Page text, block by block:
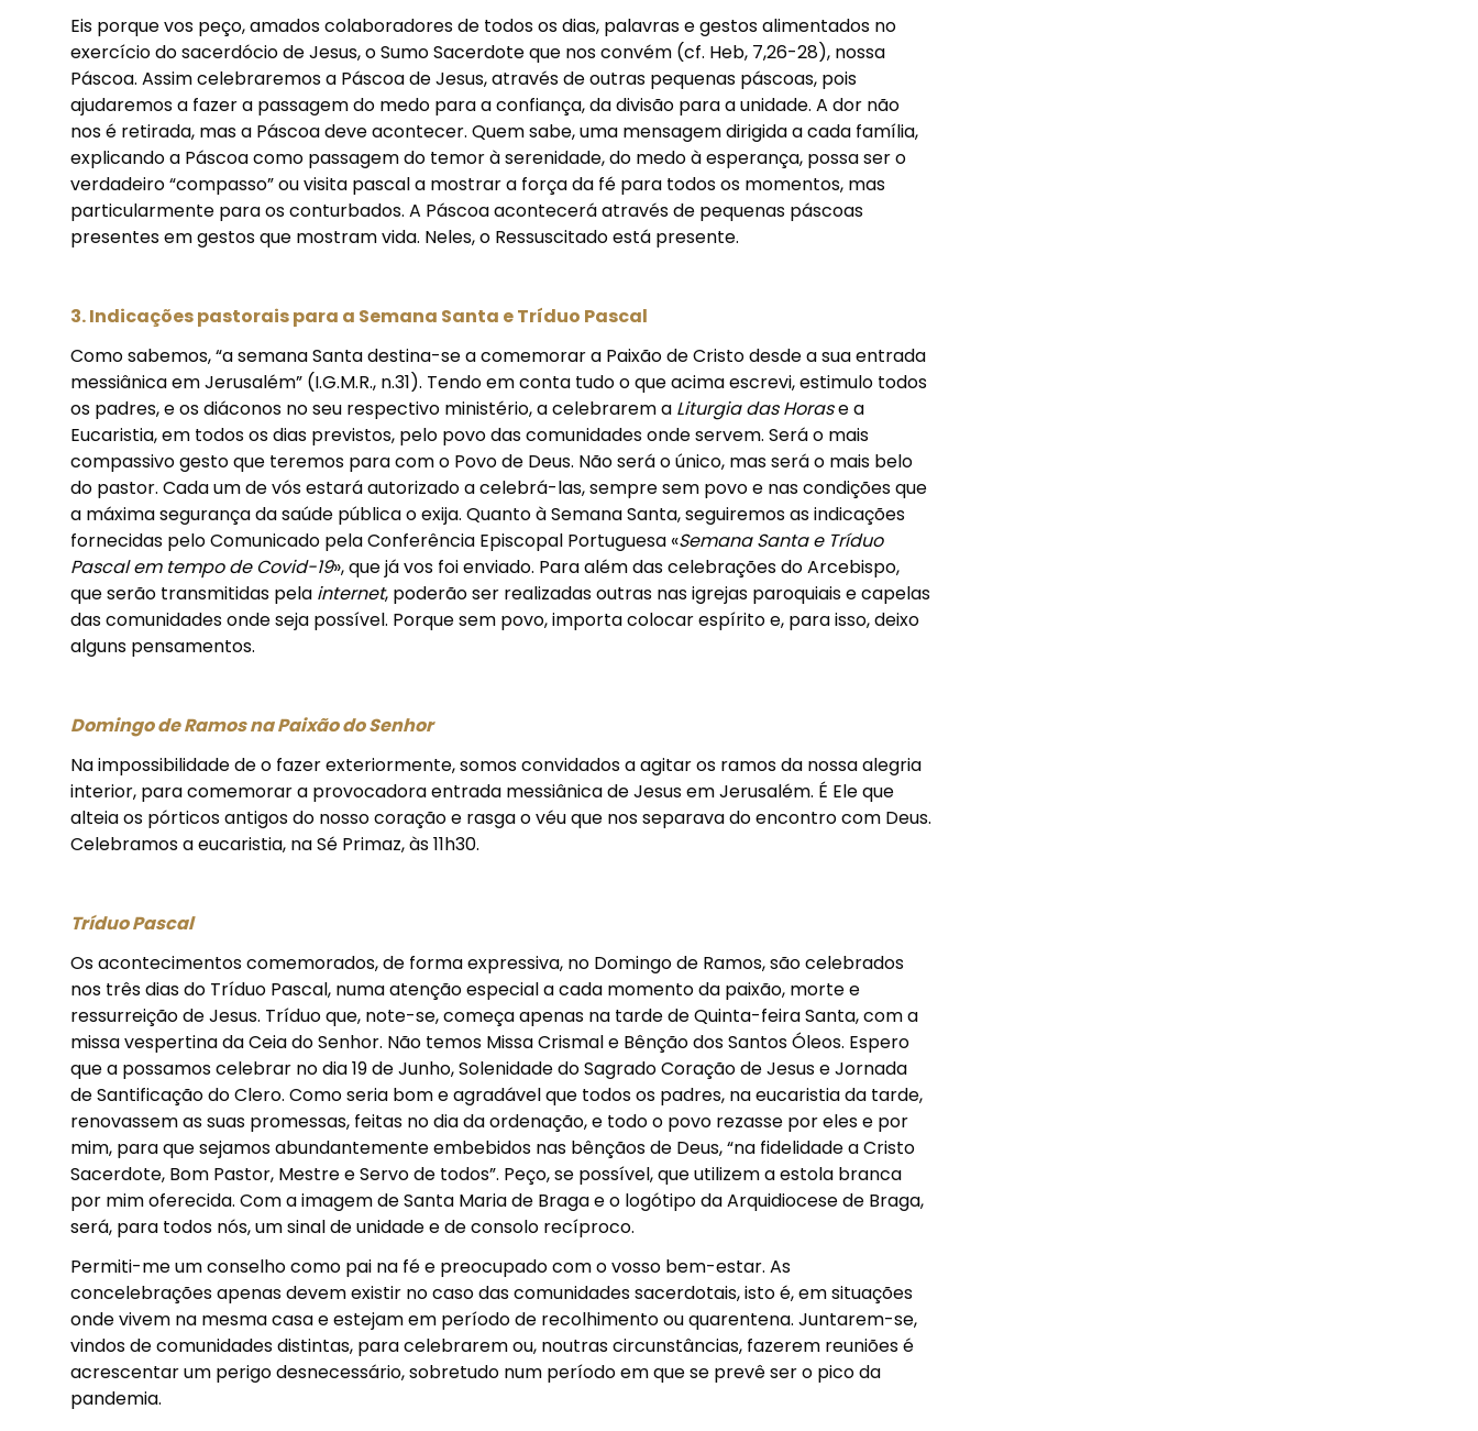
Eis porque vos peço, amados colaboradores de todos os dias, palavras e gestos alimentados no
exercício do sacerdócio de Jesus, o Sumo Sacerdote que nos convém (cf. Heb, 7,26-28), nossa
Páscoa. Assim celebraremos a Páscoa de Jesus, através de outras pequenas páscoas, pois
ajudaremos a fazer a passagem do medo para a confiança, da divisão para a unidade. A dor não
nos é retirada, mas a Páscoa deve acontecer. Quem sabe, uma mensagem dirigida a cada família,
explicando a Páscoa como passagem do temor à serenidade, do medo à esperança, possa ser o
verdadeiro “compasso” ou visita pascal a mostrar a força da fé para todos os momentos, mas
particularmente para os conturbados. A Páscoa acontecerá através de pequenas páscoas
presentes em gestos que mostram vida. Neles, o Ressuscitado está presente.
3. Indicações pastorais para a Semana Santa e Tríduo Pascal
Como sabemos, “a semana Santa destina-se a comemorar a Paixão de Cristo desde a sua entrada
messiânica em Jerusalém” (I.G.M.R., n.31). Tendo em conta tudo o que acima escrevi, estimulo todos
os padres, e os diáconos no seu respectivo ministério, a celebrarem a Liturgia das Horase a
Eucaristia, em todos os dias previstos, pelo povo das comunidades onde servem. Será o mais
compassivo gesto que teremos para com o Povo de Deus. Não será o único, mas será o mais belo
do pastor. Cada um de vós estará autorizado a celebrá-las, sempre sem povo e nas condições que
a máxima segurança da saúde pública o exija. Quanto à Semana Santa, seguiremos as indicações
fornecidas pelo Comunicado pela Conferência Episcopal Portuguesa «Semana Santa e Tríduo
Pascal em tempo de Covid-19», que já vos foi enviado. Para além das celebrações do Arcebispo,
que serão transmitidas pela internet, poderão ser realizadas outras nas igrejas paroquiais e capelas
das comunidades onde seja possível. Porque sem povo, importa colocar espírito e, para isso, deixo
alguns pensamentos.
Domingo de Ramos na Paixão do Senhor
Na impossibilidade de o fazer exteriormente, somos convidados a agitar os ramos da nossa alegria
interior, para comemorar a provocadora entrada messiânica de Jesus em Jerusalém. É Ele que
alteia os pórticos antigos do nosso coração e rasga o véu que nos separava do encontro com Deus.
Celebramos a eucaristia, na Sé Primaz, às 11h30.
Tríduo Pascal
Os acontecimentos comemorados, de forma expressiva, no Domingo de Ramos, são celebrados
nos três dias do Tríduo Pascal, numa atenção especial a cada momento da paixão, morte e
ressurreição de Jesus. Tríduo que, note-se, começa apenas na tarde de Quinta-feira Santa, com a
missa vespertina da Ceia do Senhor. Não temos Missa Crismal e Bênção dos Santos Óleos. Espero
que a possamos celebrar no dia 19 de Junho, Solenidade do Sagrado Coração de Jesus e Jornada
de Santificação do Clero. Como seria bom e agradável que todos os padres, na eucaristia da tarde,
renovassem as suas promessas, feitas no dia da ordenação, e todo o povo rezasse por eles e por
mim, para que sejamos abundantemente embebidos nas bênçãos de Deus, “na fidelidade a Cristo
Sacerdote, Bom Pastor, Mestre e Servo de todos”. Peço, se possível, que utilizem a estola branca
por mim oferecida. Com a imagem de Santa Maria de Braga e o logótipo da Arquidiocese de Braga,
será, para todos nós, um sinal de unidade e de consolo recíproco.
Permiti-me um conselho como pai na fé e preocupado com o vosso bem-estar. As
concelebrações apenas devem existir no caso das comunidades sacerdotais, isto é, em situações
onde vivem na mesma casa e estejam em período de recolhimento ou quarentena. Juntarem-se,
vindos de comunidades distintas, para celebrarem ou, noutras circunstâncias, fazerem reuniões é
acrescentar um perigo desnecessário, sobretudo num período em que se prevê ser o pico da
pandemia.